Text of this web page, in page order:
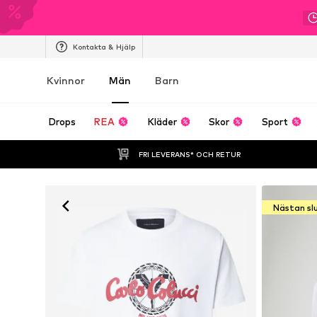
Kontakta & Hjälp
Kvinnor Män Barn
Drops REA Kläder Skor Sport
FRI LEVERANS* OCH RETUR
Nästan